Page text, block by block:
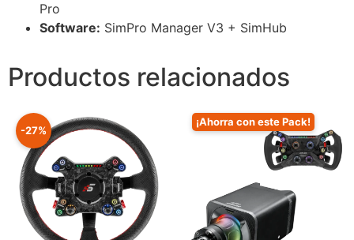
Pro
Software: SimPro Manager V3 + SimHub
Productos relacionados
-27%
¡Ahorra con este Pack!